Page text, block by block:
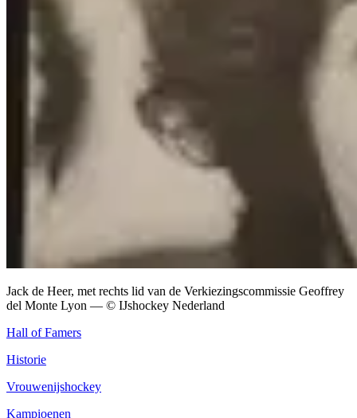
Jack de Heer, met rechts lid van de Verkiezingscommissie Geoffrey
del Monte Lyon — © IJshockey Nederland
Hall of Famers
Historie
Vrouwenijshockey
Kampioenen